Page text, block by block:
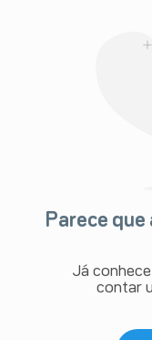
Parece que
Já
contar